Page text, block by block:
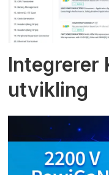
Integrerer
utvikling